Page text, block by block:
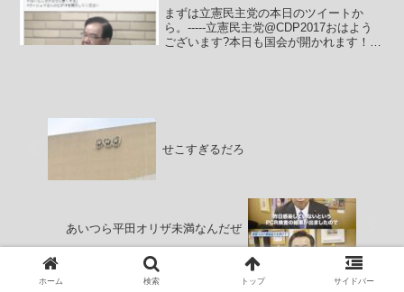
まずは立憲民主党の本日のツイートか
ら。-----立憲民主党@CDP2017おはよう
ございます?本日も国会が開かれます！ぜ
せこすぎるだろ
あいつら平田オリザ未満なんだぜ
ホーム 検索 トップ サイドバー